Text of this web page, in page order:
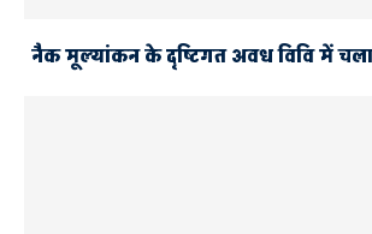
नैक मूल्यांकन के दृष्टिगत अवध विवि में चला